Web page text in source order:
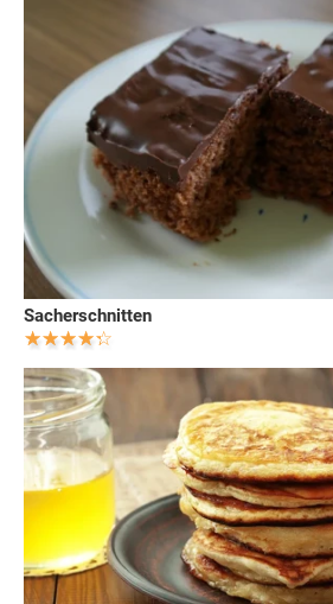
Sacherschnitten